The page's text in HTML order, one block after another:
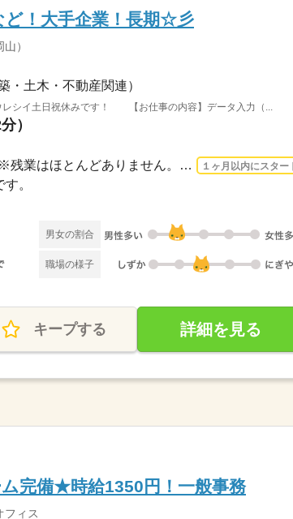
ど！大手企業！長期☆彡
）
・土木・不動産関連）
シイ土日祝休みです！ 【お仕事の内容】データ入力（...
）
3ヵ月以上 2026/9/1〜 / 9：00～17：00 ※残業はほとんどありません。※休憩は６０分で... １ヶ月以内にスター
。
男女の割合
職場の様子
キープする 詳細を見る
完備★時給1350円！一般事務
フィス